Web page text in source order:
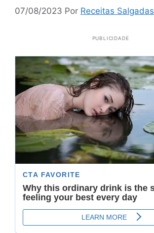
07/08/2023 Por Receitas Salgadas
PUBLICIDADE